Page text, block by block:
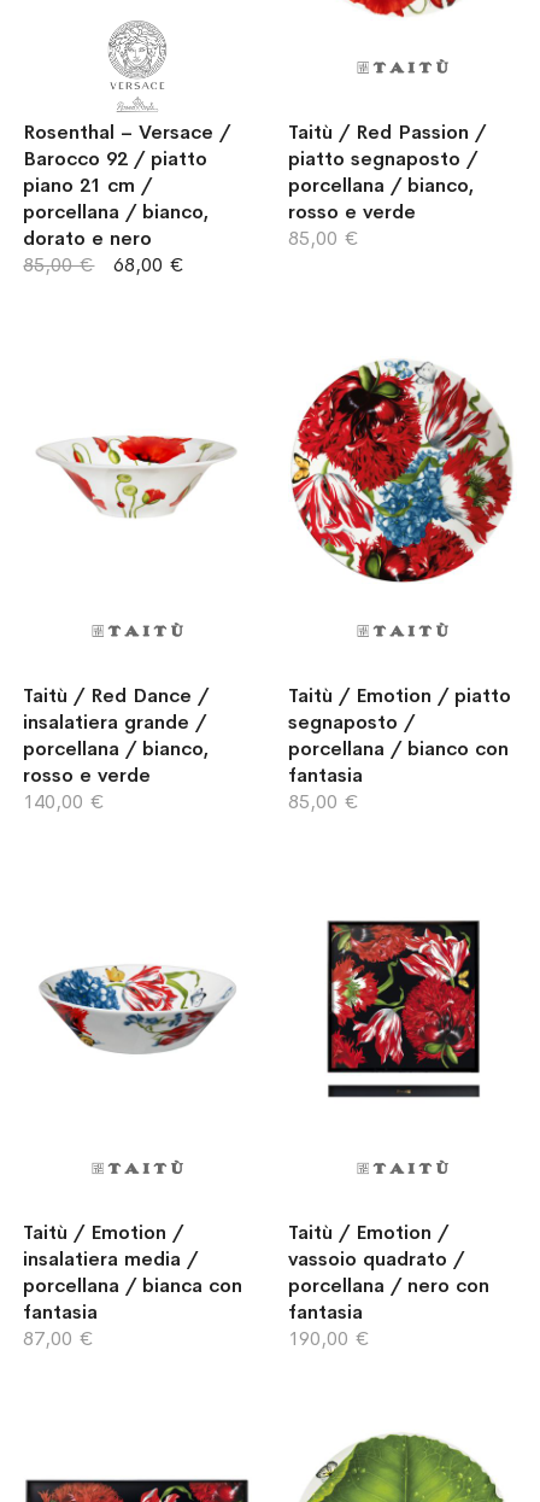
Rosenthal – Versace /
Barocco 92 / piatto
piano 21 cm /
porcellana / bianco,
dorato e nero
68,00 €
85,00 €
Taitù / Red Passion /
piatto segnaposto /
porcellana / bianco,
rosso e verde
85,00 €
Taitù / Red Dance /
insalatiera grande /
porcellana / bianco,
rosso e verde
140,00 €
Taitù / Emotion / piatto
segnaposto /
porcellana / bianco con
fantasia
85,00 €
Taitù / Emotion /
insalatiera media /
porcellana / bianca con
fantasia
87,00 €
Taitù / Emotion /
vassoio quadrato /
porcellana / nero con
fantasia
190,00 €